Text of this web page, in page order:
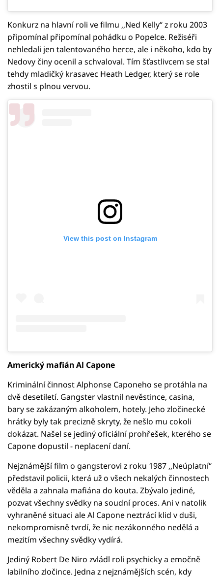
Konkurz na hlavní roli ve filmu ‚‚Ned Kelly‘‘ z roku 2003
připomínal připomínal pohádku o Popelce. Režiséři
nehledali jen talentovaného herce, ale i někoho, kdo by
Nedovy činy ocenil a schvaloval. Tím šťastlivcem se stal
tehdy mladičký krasavec Heath Ledger, který se role
zhostil s plnou vervou.
View this post on Instagram
Americký mafián Al Capone
Kriminální činnost Alphonse Caponeho se protáhla na
dvě desetiletí. Gangster vlastnil nevěstince, casina,
bary se zakázaným alkoholem, hotely. Jeho zločinecké
hrátky byly tak precizně skryty, že nešlo mu cokoli
dokázat. Našel se jediný oficiální prohřešek, kterého se
Capone dopustil - neplacení daní.
Nejznámější film o gangsterovi z roku 1987 ‚‚Neúplatní‘‘
představil policii, která už o všech nekalých činnostech
věděla a zahnala mafiána do kouta. Zbývalo jediné,
pozvat všechny svědky na soudní proces. Ani v natolik
vyhraněné situaci ale Al Capone neztrácí klid v duši,
nekompromisně tvrdí, že nic nezákonného nedělá a
mezitím všechny svědky vydírá.
Jediný Robert De Niro zvládl roli psychicky a emočně
labilního zločince. Jedna z nejznámějších scén, kdy